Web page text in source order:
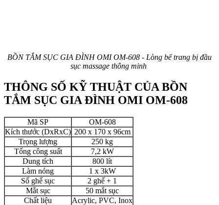
BỒN TẮM SỤC GIA ĐÌNH OMI OM-608 - Lòng bể trang bị đầu
sục massage thông minh
THÔNG SỐ KỸ THUẬT CỦA BỒN
TẮM SỤC GIA ĐÌNH OMI OM-608
Mã SP
OM-608
Kích thước (DxRxC) 200 x 170 x 96cm
Trọng lượng
250 kg
Tổng công suất
7,2 kW
Dung tích
800 lít
Làm nóng
1 x 3kW
Số ghế sục
2 ghế + 1
Mắt sục
50 mắt sục
Chất liệu
Acrylic, PVC, Inox